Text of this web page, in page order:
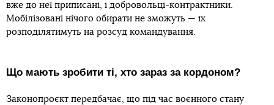
вже до неї приписані, і добровольці-контрактники.
Мобілізовані нічого обирати не зможуть — їх
розподілятимуть на розсуд командування.
Що мають зробити ті, хто зараз за кордоном?
Законопроєкт передбачає, що під час воєнного стану